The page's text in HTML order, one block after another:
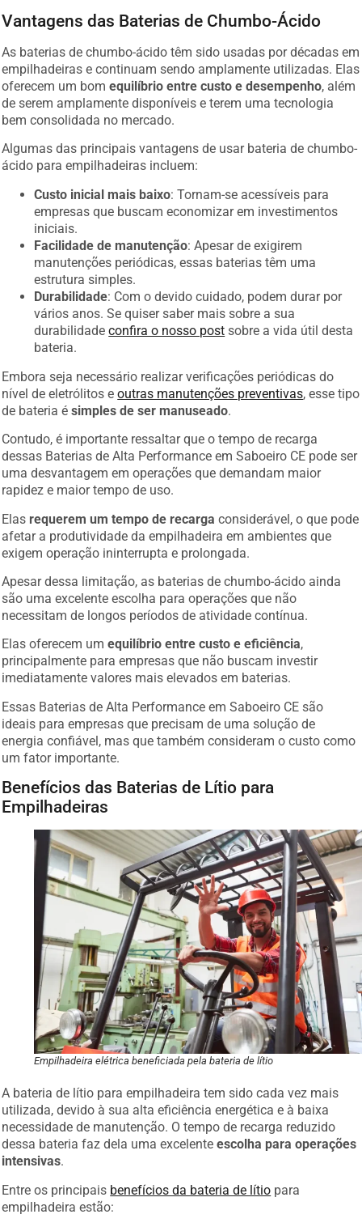
Vantagens das Baterias de Chumbo-Ácido
As baterias de chumbo-ácido têm sido usadas por décadas em
empilhadeiras e continuam sendo amplamente utilizadas. Elas
oferecem um bomequilíbrio entre custo e desempenho, além
de serem amplamente disponíveis e terem uma tecnologia
bem consolidada no mercado.
Algumas das principais vantagens de usar bateria de chumbo-
ácido para empilhadeiras incluem:
Custo inicial mais baixo: Tornam-se acessíveis para
empresas que buscam economizar em investimentos
iniciais.
Facilidade de manutenção: Apesar de exigirem
manutenções periódicas, essas baterias têm uma
estrutura simples.
Durabilidade: Com o devido cuidado, podem durar por
vários anos. Se quiser saber mais sobre a sua
durabilidadeconfira o nosso post sobre a vida útil desta
bateria.
Embora seja necessário realizar verificações periódicas do
nível de eletrólitos eoutras manutenções preventivas, esse tipo
de bateria ésimples de ser manuseado.
Contudo, é importante ressaltar que o tempo de recarga
dessas Baterias de Alta Performance em Saboeiro CE pode ser
uma desvantagem em operações que demandam maior
rapidez e maior tempo de uso.
Elas requerem um tempo de recarga considerável, o que pode
afetar a produtividade da empilhadeira em ambientes que
exigem operação ininterrupta e prolongada.
Apesar dessa limitação, as baterias de chumbo-ácido ainda
são uma excelente escolha para operações que não
necessitam de longos períodos de atividade contínua.
Elas oferecem umequilíbrio entre custo e eficiência,
principalmente para empresas que não buscam investir
imediatamente valores mais elevados em baterias.
Essas Baterias de Alta Performance em Saboeiro CE são
ideais para empresas que precisam de uma solução de
energia confiável, mas que também consideram o custo como
um fator importante.
Benefícios das Baterias de Lítio para
Empilhadeiras
Empilhadeira elétrica beneficiada pela bateria de lítio
A bateria de lítio para empilhadeira tem sido cada vez mais
utilizada, devido à sua alta eficiência energética e à baixa
necessidade de manutenção. O tempo de recarga reduzido
dessa bateria faz dela uma excelenteescolha para operações
intensivas.
Entre os principais benefícios da bateria de lítio para
empilhadeira estão: